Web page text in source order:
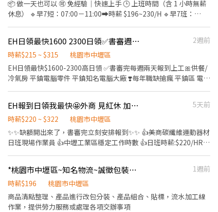
的控管 2. 負責收料及發料等庫存異動 3. 配合生產線排程進行領料及
輸入 2、物料檢驗報表製作 3、對物料庫存品進行定期抽檢 4、需會
看2D圖面及電子料Marking 5、有PCBA檢驗相關經驗佳 6、需支援
17:30 需配合加班 夜班20:30-05:30 需配合加班 ❤️工作地點:桃園市
大園區高鐵站前西路3段號(大江3分鐘) ❤️薪資福利： 日班時薪$210
日班薪$36960~49000(加班滿44小時,如周六加班更高) 夜班薪
$51260~63340(加班滿44小時,如周六加班更高) 夜班津貼450/日(當
日 見紅休 🎈員工福利🎈 ✅勞保、團保、勞退 ✅免繳福利金0.5% ✅
可周領 用錢沒煩惱 可日領 可周領 日領最高可達1920起 ❣️【快速預
約✚找康彼斯柔伊】❣️ ☑️【線上投遞履歷，將立即與您聯絡】
☑️【請電洽☎0911608280，找柔伊面試】 ☑️【LIN】
@661pongj【請留下 姓名✚電話✚職缺名稱】
📦 做一天也可以 🉑 免經驗｜快速上手 🕒 上班時間（含 1 小時無薪
休息） 🔹早7短：07:00－11:00➡️時薪 $196~230/H 🔹早7班：
作業 📍上班地點 高鐵南倉｜桃園市中壢區高鐵南路四段
▬▬▬▬▬▬【📲 快速報名】▬▬▬▬▬▬ ❤️𝑳𝒊𝒏𝒆 𝑰𝑫：
【0965330514 】明熙-Lisa 麗莎專員 留言 ✅ 職缺截圖 ✅ 一對一專
人協助報名 💬 不強迫推銷｜不使用話術 🤝 誠信回覆｜有問必答
EH日領最快1600 2300日領✅書審週一三上工🎀供餐/冷氣房平鎮電腦零
2週前
時薪$215 ~ $315
桃園市中壢區
EH日領最快$1600-2300高日領 ✅書審完每週兩天報到上工🎀供餐/
冷氣房 平鎮電腦零件 平鎮知名電腦大廠 ❣️每年職缺搶瘋 平鎮區 電腦
～05:00（8月3日報到）報到完，當天下夜班~ 💎【上班地點】平鎮
大全聯附近 💎【休假】週休二日❤8HR見紅休 😍上班還能擁有家庭
日🥰 💎【用餐】免費供餐，加班供2餐 💎【薪資待遇】日班時薪
$215/H、夜班時薪$235/H 👍日領我最快👍 日領我最快👍 😚日班日
固定班別不輪班 ✅可日領 可周領 ✅免費機車停車位 ✅免費供餐 🎀應
徵方式: ☎加入好友，截圖詢問~ ✅0925-751371-洪小姐 ✅賴：
✜✜✜✜✜✜✜✜✜✜
EH報到日領我最快🤩外商 見紅休 加班賺錢最容易🤩運動器材作業員
5天前
時薪$220 ~ $322
桃園市中壢區
✨✨缺額開出來了，書審完立刻安排報到✨✨ 👍美商碳纖維運動器材
日班現場作業員 👍中壢工業區穩定工作時數 👍日班時薪:$220/HR
中壢區西園路(中壢工業區) ❤【工作時間】 日班作業員 ☛ 日班:
08:00-16:30 (如有加班往後+2H) ☛ 中班: 18:30-03:00 (如有加班往
後+2H) 💰【薪資待遇】: 日班：$220/HR 中班：$240/HR 😍😍好康
福利： ✔️免無塵服、靜電服 ✔️固定週休，見紅休享有美滿家庭日 ✔️
*桃園市中壢區~知名物流~誠徵包裝作業加工人員
1週前
時薪$196
桃園市中壢區
商品清點整理、產品進行改包分裝、產品組合、貼標，流水加工線
作業，提供勞力服務或處理各項交辦事項